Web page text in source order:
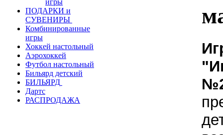
игры
ПОДАРКИ и
СУВЕНИРЫ
Комбинированные
игры
Хоккей настольный
Аэрохоккей
Футбол настольный
Бильярд детский
БИЛЬЯРД
Дартс
РАСПРОДАЖА